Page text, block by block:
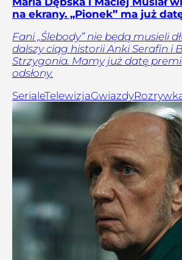
na ekrany. „Pionek” ma już
Fani „Ślebody” nie będą musieli
dalszy ciąg historii Anki Serafin i
Strzygonia. Mamy już datę
odsłony.
SerialeTelewizjaGwiazdy